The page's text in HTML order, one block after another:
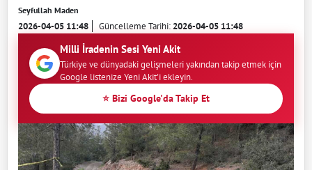
Seyfullah Maden
2026-04-05 11:48 Güncelleme Tarihi:2026-04-05 11:48
Milli İradenin Sesi Yeni Akit
Türkiye ve dünyadaki gelişmeleri yakından takip etmek için
Google listenize Yeni Akit'i ekleyin.
⭐ Bizi Google'da Takip Et